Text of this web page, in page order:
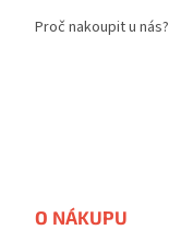
Proč nakoupit u nás?
O NÁKUPU